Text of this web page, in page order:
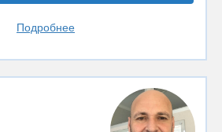
Подробнее